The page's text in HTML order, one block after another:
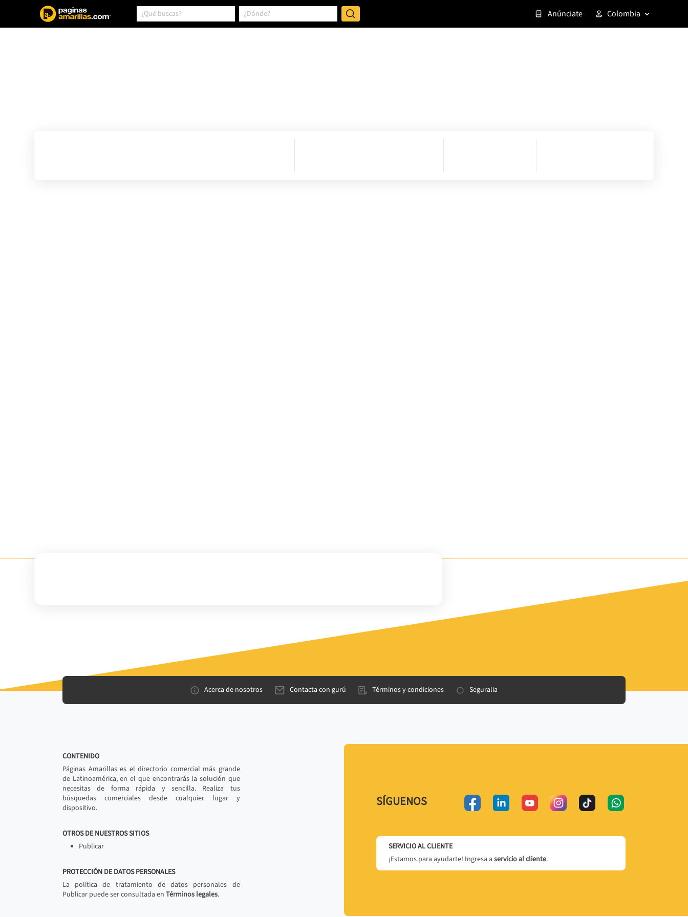
Anúnciate Colombia
Acerca de nosotros Contacta con gurú Términos y condiciones Seguralia
CONTENIDO
Páginas Amarillas es el directorio comercial más grande
de Latinoamérica, en el que encontrarás la solución que
necesitas de forma rápida y sencilla. Realiza tus
búsquedas comerciales desde cualquier lugar y
dispositivo.
OTROS DE NUESTROS SITIOS
Publicar
PROTECCIÓN DE DATOS PERSONALES
La política de tratamiento de datos personales de
Publicar puede ser consultada en Términos legales.
SÍGUENOS
SERVICIO AL CLIENTE
¡Estamos para ayudarte! Ingresa a servicio al cliente.